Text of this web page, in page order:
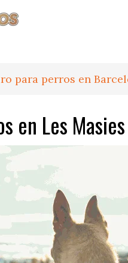
para perros en
en Les